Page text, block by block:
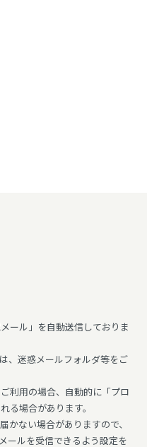
ール」を自動送信しておりま
、迷惑メールフォルダ等をご
利用の場合、自動的に「プロ
る場合があります。
かない場合がありますので、
ールを受信できるよう設定を